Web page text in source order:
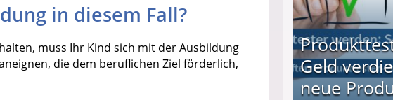
in diesem Fall?
muss Ihr Kind sich mit der Ausbildung
die dem beruflichen Ziel förderlich,
Geld
neue